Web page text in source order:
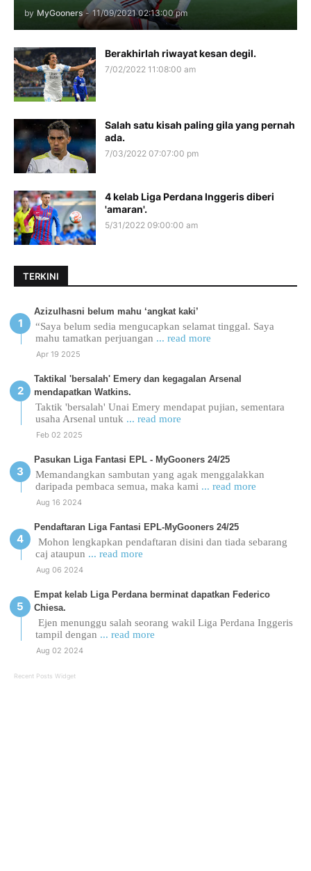
by MyGooners - 11/09/2021 02:13:00 pm
Berakhirlah riwayat kesan degil.
7/02/2022 11:08:00 am
Salah satu kisah paling gila yang pernah
ada.
7/03/2022 07:07:00 pm
4 kelab Liga Perdana Inggeris diberi
'amaran'.
5/31/2022 09:00:00 am
TERKINI
Azizulhasni belum mahu ‘angkat kaki’
“Saya belum sedia mengucapkan selamat tinggal. Saya
mahu tamatkan perjuangan ... read more
Apr 19 2025
Taktikal 'bersalah' Emery dan kegagalan Arsenal
mendapatkan Watkins.
Taktik 'bersalah' Unai Emery mendapat pujian, sementara
usaha Arsenal untuk ... read more
Feb 02 2025
Pasukan Liga Fantasi EPL - MyGooners 24/25
Memandangkan sambutan yang agak menggalakkan
daripada pembaca semua, maka kami ... read more
Aug 16 2024
Pendaftaran Liga Fantasi EPL-MyGooners 24/25
Mohon lengkapkan pendaftaran disini dan tiada sebarang
caj ataupun ... read more
Aug 06 2024
Empat kelab Liga Perdana berminat dapatkan Federico
Chiesa.
Ejen menunggu salah seorang wakil Liga Perdana Inggeris
tampil dengan ... read more
Aug 02 2024
Recent Posts Widget